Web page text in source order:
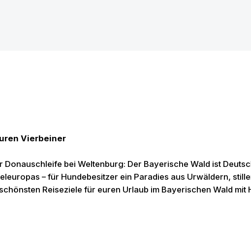
Vierbeiner
bei Weltenburg: Der Bayerische Wald ist
– für Hundebesitzer ein Paradies aus Urwäldern,
Reiseziele für euren Urlaub im Bayerischen Wald mit